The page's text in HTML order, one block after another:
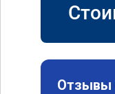
Отзывы